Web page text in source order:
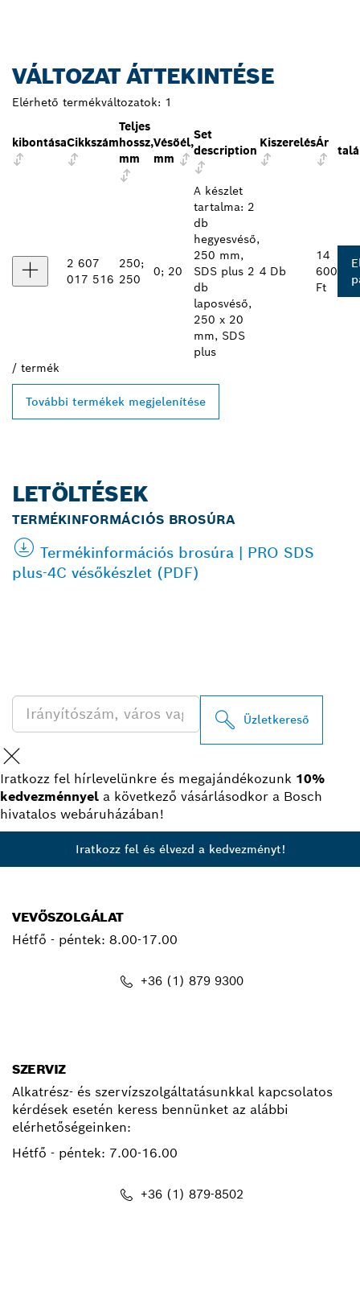
VÁLTOZAT ÁTTEKINTÉSE
Elérhető termékváltozatok: 1
kibontásaCikkszám
Teljes
hossz,
mm
Vésőél,
mm
Set
description
KiszerelésÁr
2 607
017 516
250;
250
0; 20
A készlet
tartalma: 2
db
hegyesvéső,
250 mm,
SDS plus 2
db
laposvéső,
250 x 20
mm, SDS
plus
4 Db
14
600
Ft
/ termék
További termékek megjelenítése
LETÖLTÉSEK
TERMÉKINFORMÁCIÓS BROSÚRA
Termékinformációs brosúra | PRO SDS
plus-4C vésőkészlet (PDF)
Üzletkereső
Iratkozz fel hírlevelünkre és megajándékozunk 10%
kedvezménnyel a következő vásárlásodkor a Bosch
hivatalos webáruházában!
Iratkozz fel és élvezd a kedvezményt!
VEVŐSZOLGÁLAT
Hétfő - péntek: 8.00-17.00
+36 (1) 879 9300
SZERVIZ
Alkatrész- és szervízszolgáltatásunkkal kapcsolatos
kérdések esetén keress bennünket az alábbi
elérhetőségeinken:
Hétfő - péntek: 7.00-16.00
+36 (1) 879-8502